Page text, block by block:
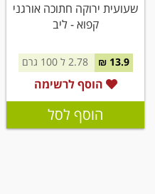
שעועית ירוקה חתוכה אורגני
קפוא - ליב
13.9 ₪ 2.78 ל 100 גרם
הוסף לרשימה
הוסף לסל